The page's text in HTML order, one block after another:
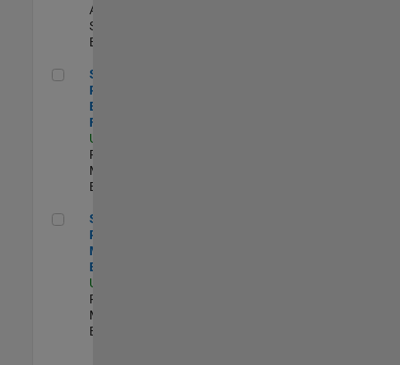
Advanced
Support |
Experimentado
Senior Product Engineer - FPGA / ASIC
Senior
Product
Engineer -
FPGA / ASIC
US-MA-Natick
Product
Marketing |
Experimentado
Senior Product Marketing Engineer
Senior
Product
Marketing
Engineer
US-MA-Natick
Product
Marketing |
Experimentado